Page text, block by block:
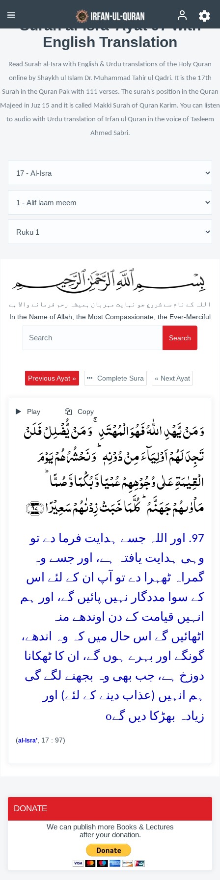
Surah al-Isra’ Ayat 97 with
English Translation
Read Surah al-Isra with English & Urdu translations of the Holy Quran
online by Shaykh ul Islam Dr. Muhammad Tahir ul Qadri. It is the 17th
Surah in the Quran Pak with 111 verses. The surah's position in the Quran
Majeed in Juz 15 and it is called Makki Surah of Quran Karim. You can listen
to audio with Urdu translation of Irfan ul Quran in the voice of Tasleem
Ahmed Sabri.
اللہ کے نام سے شروع جو نہایت مہربان ہمیشہ رحم فرمانے والا ہے
In the Name of Allah, the Most Compassionate, the Ever-Merciful
Search
Previous Ayat » Complete Sura « Next Ayat
Play Copy
وَ مَنۡ یَّہۡدِ اللّٰہُ فَہُوَ الۡمُہۡتَدِ ۚ وَ مَنۡ یُّضۡلِلۡ فَلَنۡ
تَجِدَ لَہُمۡ اَوۡلِیَآءَ مِنۡ دُوۡنِہٖ ؕ وَ نَحۡشُرُہُمۡ یَوۡمَ
الۡقِیٰمَۃِ عَلٰی وُجُوۡہِہِمۡ عُمۡیًا وَّ بُکۡمًا وَّ صُمًّا ؕ
مَاۡوٰىہُمۡ جَہَنَّمُ ؕ کُلَّمَا خَبَتۡ زِدۡنٰہُمۡ سَعِیۡرًا ﴿۹۷﴾
97. اور اللہ جسے ہدایت فرما دے تو
وہی ہدایت یافتہ ہے، اور جسے وہ
گمراہ ٹھہرا دے تو آپ ان کے لئے اس
کے سوا مددگار نہیں پائیں گے، اور ہم
انہیں قیامت کے دن اوندھے منہ
اٹھائیں گے اس حال میں کہ وہ اندھے،
گونگے اور بہرے ہوں گے، ان کا ٹھکانا
دوزخ ہے، جب بھی وہ بجھنے لگے گی
ہم انہیں (عذاب دینے کے لئے) اور
زیادہ بھڑکا دیں گےo
(al-Isra’ , 17 : 97)
DONATE
We can publish more Books & Lectures
after your donation.